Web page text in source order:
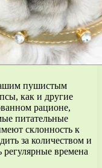
пушистым
как и другие
рационе,
питательные
склонность к
за количеством и
регулярные времена